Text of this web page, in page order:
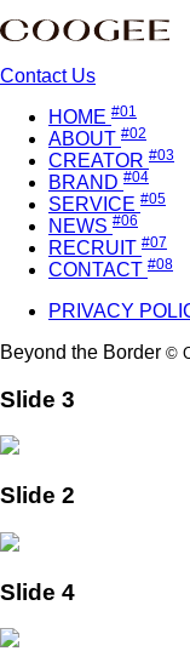
Contact Us
HOME #01
ABOUT #02
CREATOR #03
BRAND #04
SERVICE #05
NEWS #06
RECRUIT #07
CONTACT #08
PRIVACY
Beyond the Border ©
Slide 3
Slide 2
Slide 4